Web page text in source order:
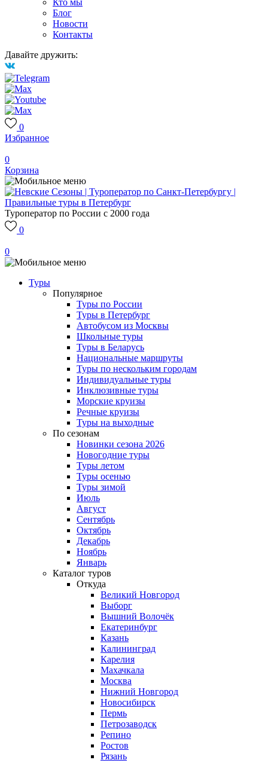
Кто мы
Блог
Новости
Контакты
Давайте дружить:
0
Избранное
0
Корзина
Туроператор по России с 2000 года
0
0
Туры
Популярное
Туры по России
Туры в Петербург
Автобусом из Москвы
Школьные туры
Туры в Беларусь
Национальные маршруты
Туры по нескольким городам
Индивидуальные туры
Инклюзивные туры
Морские круизы
Речные круизы
Туры на выходные
По сезонам
Новинки сезона 2026
Новогодние туры
Туры летом
Туры осенью
Туры зимой
Июль
Август
Сентябрь
Октябрь
Декабрь
Ноябрь
Январь
Каталог туров
Откуда
Великий Новгород
Выборг
Вышний Волочёк
Екатеринбург
Казань
Калининград
Карелия
Махачкала
Москва
Нижний Новгород
Новосибирск
Пермь
Петрозаводск
Репино
Ростов
Рязань